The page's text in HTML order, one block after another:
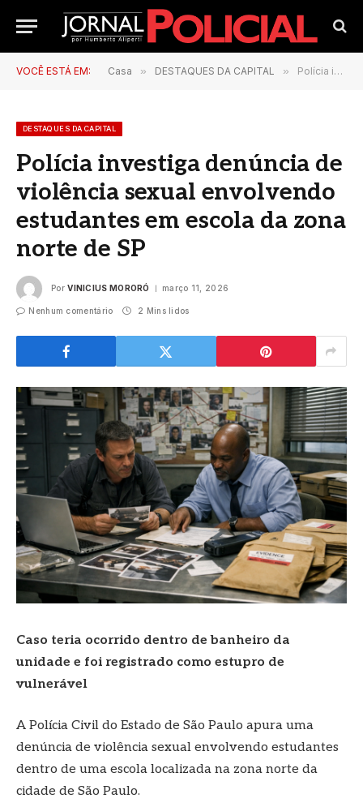
VOCÊ ESTÁ EM: Casa » DESTAQUES DA CAPITAL » Polícia investiga denúncia de violência sexual envolvendo estudantes em escola da zona norte de SP
DESTAQUES DA CAPITAL
Polícia investiga denúncia de
violência sexual envolvendo
estudantes em escola da zona
norte de SP
Por VINICIUS MORORÓ março 11, 2026
Nenhum comentário 2 Mins lidos
Caso teria ocorrido dentro de banheiro da
unidade e foi registrado como estupro de
vulnerável
A Polícia Civil do Estado de São Paulo apura uma
denúncia de violência sexual envolvendo estudantes
dentro de uma escola localizada na zona norte da
cidade de São Paulo.